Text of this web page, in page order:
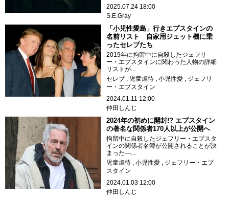
2025.07.24 18:00
S.E.Gray
「小児性愛島」行きエプスタインの
名前リスト 自家用ジェット機に乗
ったセレブたち
2019年に拘留中に自殺したジェフリ
ー・エプスタインに関わった人物の詳細
リストが...
セレブ
児童虐待 小児性愛
ジェフリ
ー・エプスタイン
2024.01.11 12:00
仲田しんじ
2024年の初めに開封!? エプスタイン
の著名な関係者170人以上が公開へ
拘留中に自殺したジェフリー・エプスタ
インの関係者名簿が公開されることが決
まった―...
児童虐待
小児性愛
ジェフリー・エプ
スタイン
2024.01.03 12:00
仲田しんじ